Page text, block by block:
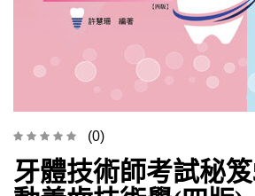
(0)
牙體技術師考試秘